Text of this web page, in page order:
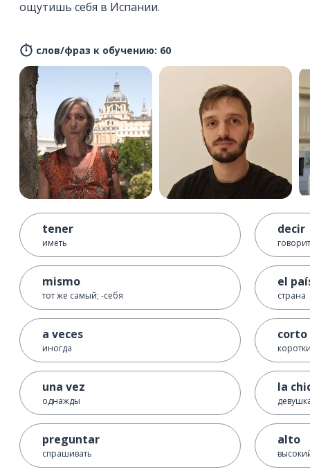
ощутишь себя в Испании.
слов/фраз к обучению: 60
tener
иметь
mismo
тот же самый; -себя
a veces
иногда
una vez
однажды
preguntar
спрашивать
decir
el
страна
corto
la
alto